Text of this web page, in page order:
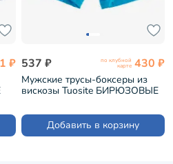
₽ 537 ₽ по клубной
карте 430 ₽
Мужские трусы-боксеры из
вискозы Tuosite БИРЮЗОВЫЕ
Добавить в корзину